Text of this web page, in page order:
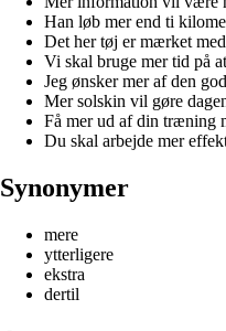
Han løb mer end ti
Det her tøj er mærket
Vi skal bruge mer tid på
Jeg ønsker mer af den
Mer solskin vil gøre
Få mer ud af din træning
Du skal arbejde mer
Synonymer
mere
ytterligere
ekstra
dertil